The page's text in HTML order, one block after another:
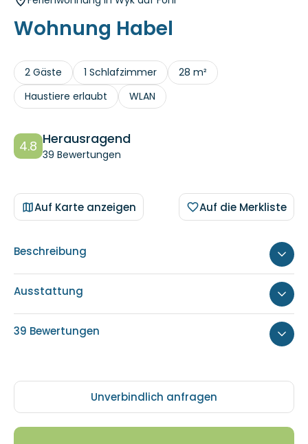
Wohnung Habel
2 Gäste 1 Schlafzimmer
28 m²
Haustiere erlaubt
WLAN
4.8 Herausragend
39 Bewertungen
Auf Karte anzeigen Auf die Merkliste
Beschreibung
Ausstattung
39 Bewertungen
Unverbindlich anfragen